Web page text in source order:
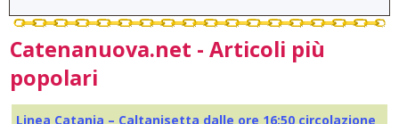
Catenanuova.net - Articoli più
popolari
Linea Catania – Caltanisetta dalle ore 16:50 circolazione